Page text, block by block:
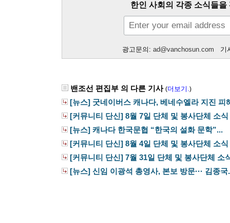
한인 사회의 각종 소식들
광고문의: ad@vanchosun.com 기
밴조선 편집부 의 다른 기사 (더보기.)
[뉴스] 굿네이버스 캐나다, 베네수엘라 지진 피
[커뮤니티 단신] 8월 7일 단체 및 봉사단체 소식
[뉴스] 캐나다 한국문협 “한국의 설화 문학”...
[커뮤니티 단신] 8월 4일 단체 및 봉사단체 소식
[커뮤니티 단신] 7월 31일 단체 및 봉사단체 소
[뉴스] 신임 이광석 총영사, 본보 방문··· 김종국